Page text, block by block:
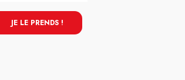
JE LE PRENDS !